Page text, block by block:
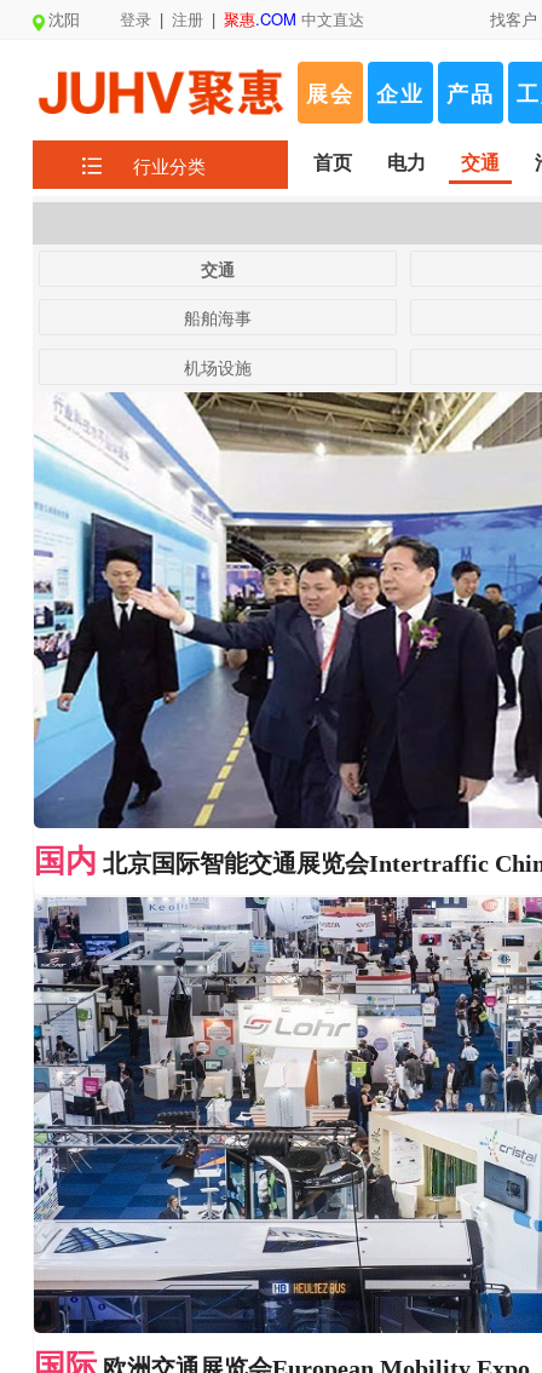
沈阳 登录 | 注册 | 聚惠.COM 中文直达 找客户
展会 企业 产品
行业分类 首页 电力 交通
交通
船舶海事
机场设施
国内 北京国际智能交通展览会Intertraffic